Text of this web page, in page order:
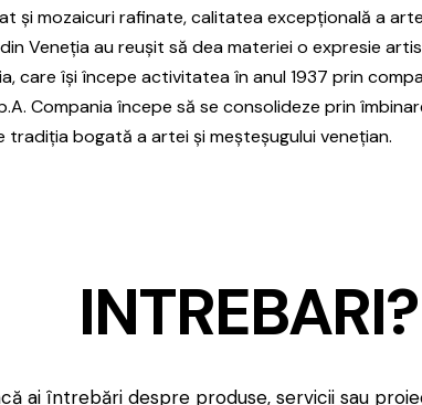
mozaicuri rafinate, calitatea excepțională a
Veneția au reușit să dea materiei o expresie
care își începe activitatea în anul 1937 prin
Compania începe să se consolideze prin
bogată a artei și meșteșugului venețian.
INTREBARI?
ai întrebări despre produse, servicii sau